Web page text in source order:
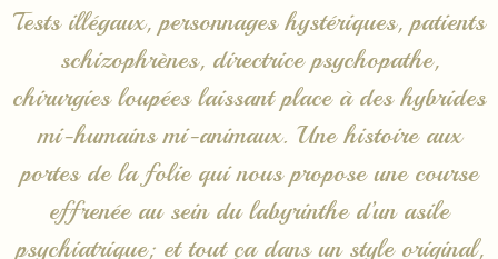
Tests illégaux, personnages hystériques, patients
schizophrènes, directrice psychopathe,
chirurgies loupées laissant place à des hybrides
mi-humains mi-animaux. Une histoire aux
portes de la folie qui nous propose une course
effrenée au sein du labyrinthe d’un asile
psychiatrique; et tout ça dans un style original,